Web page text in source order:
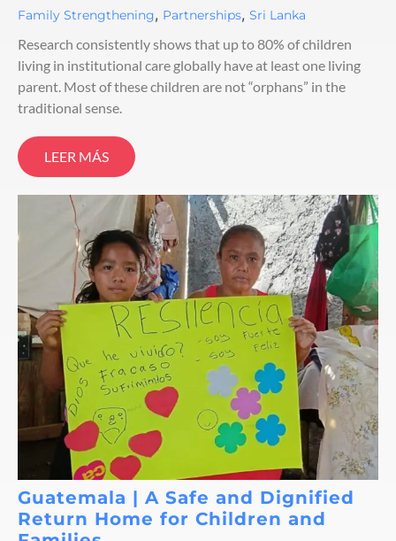
Family Strengthening, Partnerships, Sri Lanka
Research consistently shows that up to 80% of children
living in institutional care globally have at least one living
parent. Most of these children are not “orphans” in the
traditional sense.
LEER MÁS
Guatemala | A Safe and Dignified
Return Home for Children and